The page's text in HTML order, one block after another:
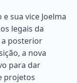
sua vice Joelma
legais da
a posterior
a nova
para dar
projetos